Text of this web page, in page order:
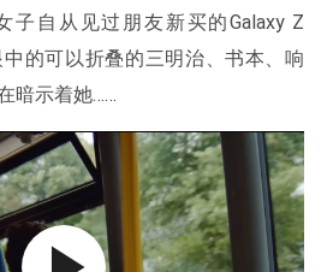
子自从见过朋友新买的Galaxy Z
的可以折叠的三明治、书本、响
暗示着她……